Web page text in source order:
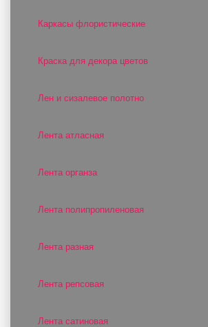
Каркасы флористические
Краска для декора цветов
Лен и сизалевое полотно
Лента атласная
Лента органза
Лента полипропиленовая
Лента разная
Лента репсовая
Лента сатиновая